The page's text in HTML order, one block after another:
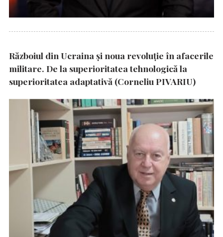
Războiul din Ucraina și noua revoluție în afacerile
militare. De la superioritatea tehnologică la
superioritatea adaptativă (Corneliu PIVARIU)